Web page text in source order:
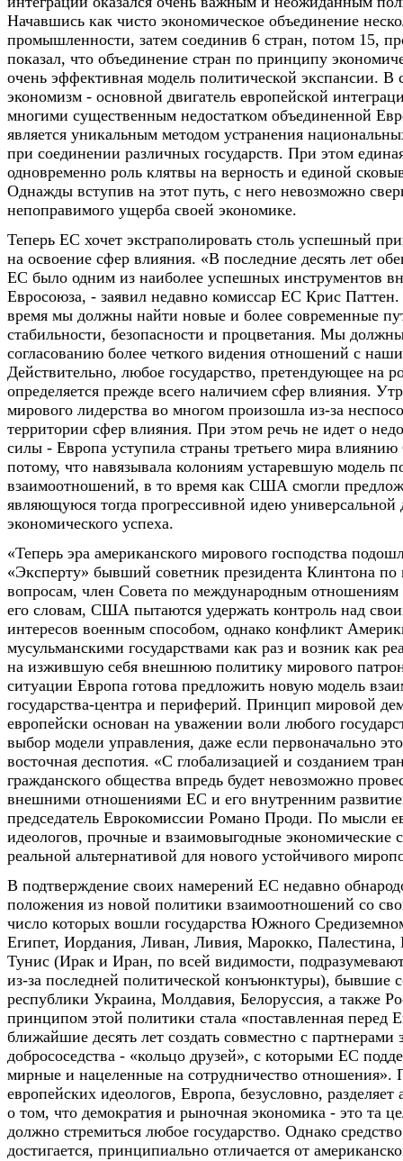
Начавшись как чисто экономическое объединение
промышленности, затем соединив 6 стран, потом 15,
показал, что объединение стран по принципу
очень эффективная модель политической экспансии. В
экономизм - основной двигатель европейской
многими существенным недостатком объединенной
является уникальным методом устранения
при соединении различных государств. При этом
одновременно роль клятвы на верность и единой
Однажды вступив на этот путь, с него невозможно
непоправимого ущерба своей экономике.
Теперь ЕС хочет экстраполировать столь успешный
на освоение сфер влияния. «В последние десять лет
ЕС было одним из наиболее успешных инструментов
Евросоюза, - заявил недавно комиссар ЕС Крис
время мы должны найти новые и более современные
стабильности, безопасности и процветания. Мы
согласованию более четкого видения отношений с
Действительно, любое государство, претендующее на
определяется прежде всего наличием сфер влияния.
мирового лидерства во многом произошла из-за
территории сфер влияния. При этом речь не идет о
силы - Европа уступила страны третьего мира
потому, что навязывала колониям устаревшую модель
взаимоотношений, в то время как США смогли
являющуюся тогда прогрессивной идею универсальной
экономического успеха.
«Теперь эра американского мирового господства
«Эксперту» бывший советник президента Клинтона
вопросам, член Совета по международным
его словам, США пытаются удержать контроль над
интересов военным способом, однако конфликт
мусульманскими государствами как раз и возник как
на изжившую себя внешнюю политику мирового
ситуации Европа готова предложить новую модель
государства-центра и периферий. Принцип мировой
европейски основан на уважении воли любого
выбор модели управления, даже если первоначально
восточная деспотия. «С глобализацией и созданием
гражданского общества впредь будет невозможно
внешними отношениями ЕС и его внутренним
председатель Еврокомиссии Романо Проди. По мысли
идеологов, прочные и взаимовыгодные экономические
реальной альтернативой для нового устойчивого
В подтверждение своих намерений ЕС недавно
положения из новой политики взаимоотношений со
число которых вошли государства Южного
Египет, Иордания, Ливан, Ливия, Марокко, Палестина,
Тунис (Ирак и Иран, по всей видимости,
из-за последней политической конъюнктуры), бывшие
республики Украина, Молдавия, Белоруссия, а также
принципом этой политики стала «поставленная перед
ближайшие десять лет создать совместно с партнерами
добрососедства - «кольцо друзей», с которыми ЕС
мирные и нацеленные на сотрудничество
европейских идеологов, Европа, безусловно, разделяет
о том, что демократия и рыночная экономика - это та
должно стремиться любое государство. Однако
достигается, принципиально отличается от